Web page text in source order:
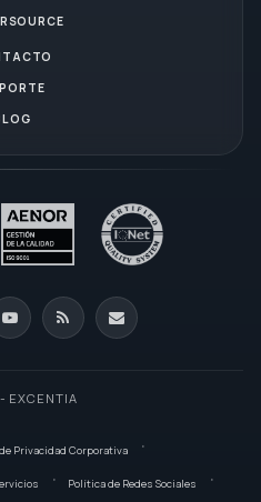
EXCENTIA
Privacidad Corporativa
Política de Redes Sociales